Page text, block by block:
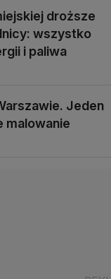
droższe
wszystko
i paliwa
Jeden
malowanie